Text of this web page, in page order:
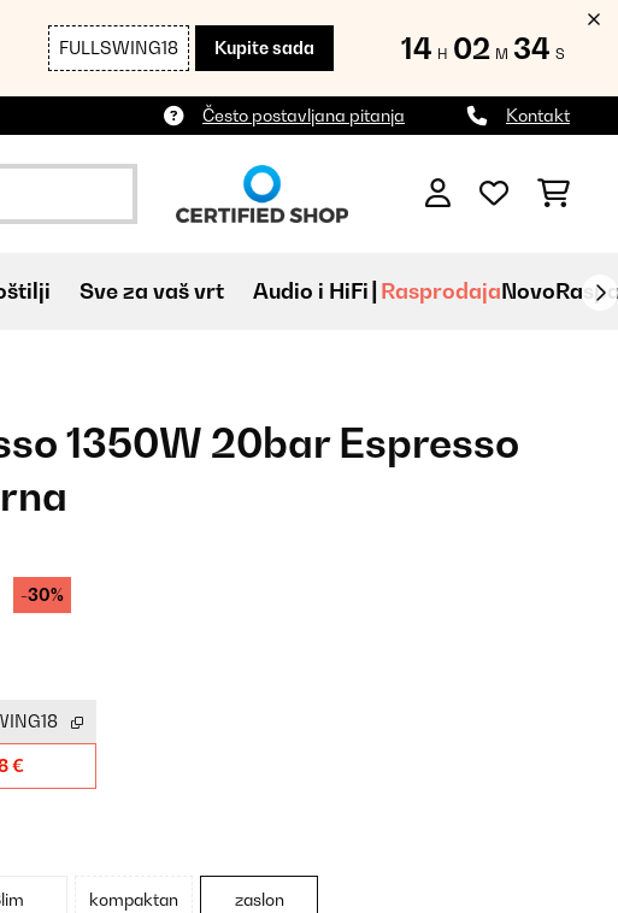
FULLSWING18 Kupite sada 14 H 02 M 33 S
Često postavljana pitanja Kontakt
Sve za vaš vrt Audio i HiFi RasprodajaNovo
1350W 20bar Espresso
-30%
€
kompaktan
zaslon